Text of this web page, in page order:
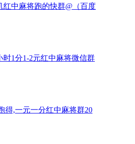
红中麻将跑的快群@（百度
时1分1-2元红中麻将微信群
得,一元一分红中麻将群20